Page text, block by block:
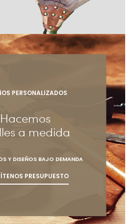
PERSONALIZADOS
Hacemos
a medida
Y DISEÑOS BAJO DEMANDA
PRESUPUESTO